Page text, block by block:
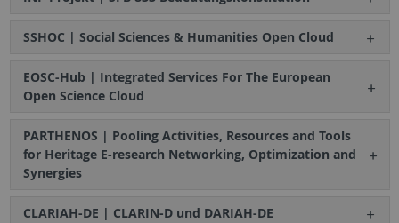
SSHOC | Social Sciences & Humanities Open Cloud
EOSC-Hub | Integrated Services For The European
Open Science Cloud
PARTHENOS | Pooling Activities, Resources and Tools
for Heritage E-research Networking, Optimization and
Synergies
CLARIAH-DE | CLARIN-D und DARIAH-DE